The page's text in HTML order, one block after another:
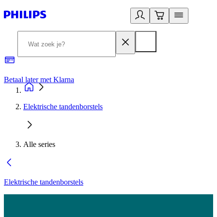
Betaal later met Klarna
Elektrische tandenborstels
Alle series
Elektrische tandenborstels